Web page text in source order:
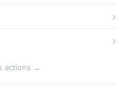
actions →